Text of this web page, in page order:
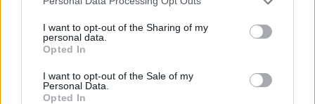
not limited to your visit or usage behaviour. You may click to
grant or deny consent to Google and its third-party tags to
use your data for below specified purposes in below Google
consent section.
I want to opt-out of the Sharing of my
personal data.
Opted In
I want to opt-out of the Sale of my
Personal Data.
Opted In